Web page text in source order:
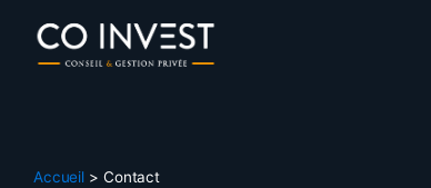
Accueil > Contact